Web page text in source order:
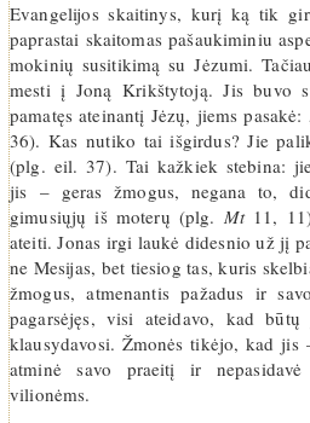
Evangelijos skaitinys, kurį ką tik
paprastai skaitomas pašaukiminiu
mokinių susitikimą su Jėzumi.
mesti į Joną Krikštytoją. Jis buvo
pamatęs ateinantį Jėzų, jiems
36). Kas nutiko tai išgirdus? Jie
(plg. eil. 37). Tai kažkiek stebina:
jis – geras žmogus, negana to,
gimusiųjų iš moterų (plg. Mt11,
ateiti. Jonas irgi laukė didesnio už jį
ne Mesijas, bet tiesiog tas, kuris
žmogus, atmenantis pažadus ir
pagarsėjęs, visi ateidavo, kad
klausydavosi. Žmonės tikėjo, kad jis
atminė savo praeitį ir nepasidavė
vilionėms.